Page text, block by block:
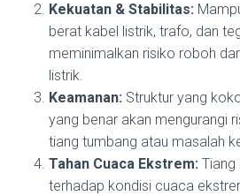
Kekuatan & Stabilitas:
berat kabel listrik, trafo, dan
meminimalkan risiko roboh
listrik.
Keamanan: Struktur yang
yang benar akan mengurangi
tiang tumbang atau masalah
Tahan Cuaca Ekstrem: Tiang
terhadap kondisi cuaca